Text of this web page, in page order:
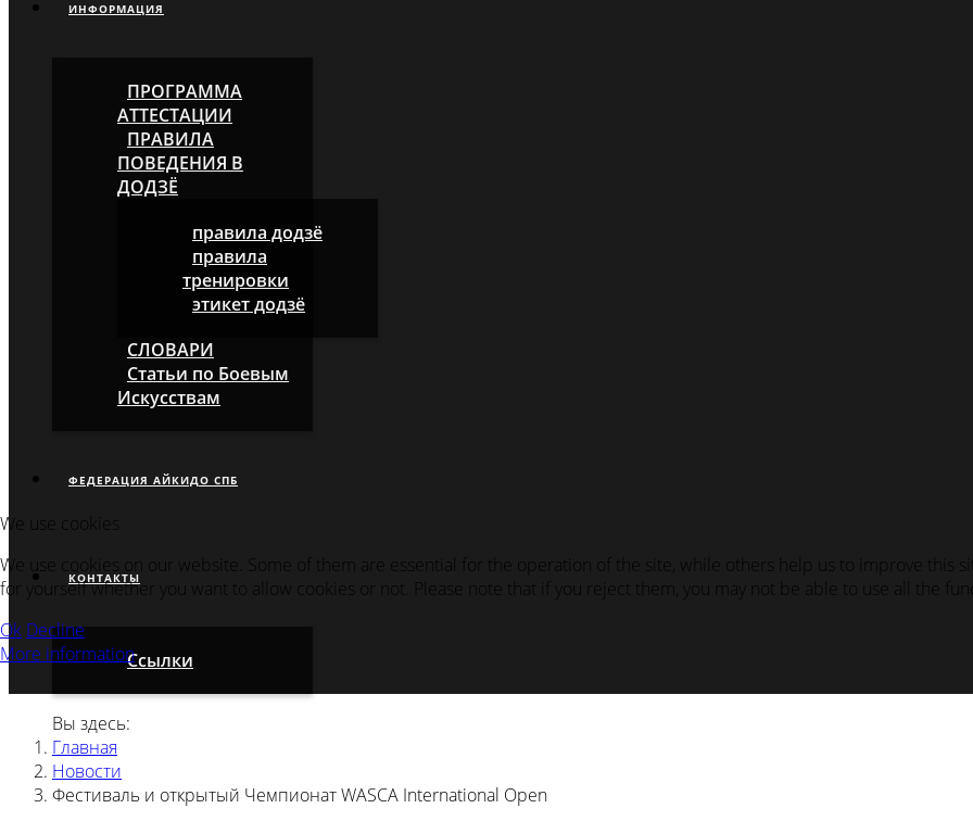
ИНФОРМАЦИЯ
ПРОГРАММА
АТТЕСТАЦИИ
ПРАВИЛА
ПОВЕДЕНИЯ В
ДОДЗЁ
правила додзё
правила
тренировки
этикет додзё
СЛОВАРИ
Статьи по Боевым
Искусствам
ФЕДЕРАЦИЯ АЙКИДО СПБ
КОНТАКТЫ
Ссылки
Вы здесь:
Главная
Новости
Фестиваль и открытый Чемпионат WASCA International Open
We use cookies
We use cookies on our website. Some of them are essential for the operation of the site, while others help us to improve this
for yourself whether you want to allow cookies or not. Please note that if you reject them, you may not be able to use all the
Ok Decline
More information